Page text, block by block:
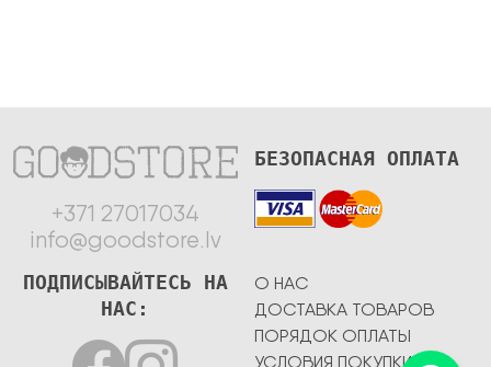
+371 27017034
info@goodstore.lv
БЕЗОПАСНАЯ ОПЛАТА
О НАС
ДОСТАВКА ТОВАРОВ
ПОРЯДОК ОПЛАТЫ
УСЛОВИЯ ПОКУПКИ
ПОДПИСЫВАЙТЕСЬ НА
НАС: